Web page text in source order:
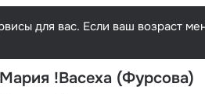
для вас. Если ваш возраст
Мария !Васеха (Фурсова)